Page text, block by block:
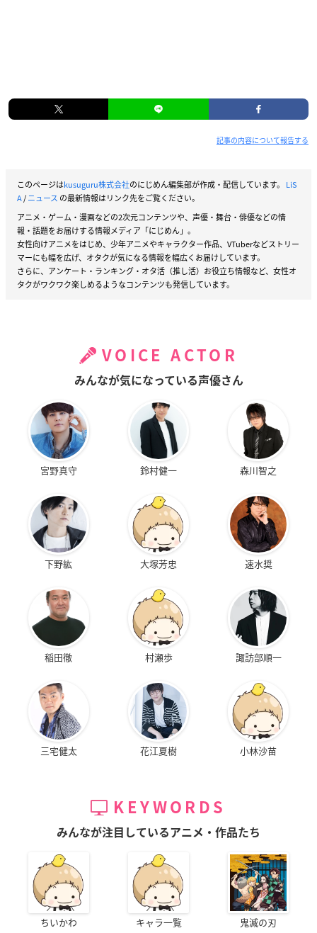
記事の内容について報告する
このページはkusuguru株式会社のにじめん編集部が作成・配信しています。 LiS
A/ニュース の最新情報はリンク先をご覧ください。
アニメ・ゲーム・漫画などの2次元コンテンツや、声優・舞台・俳優などの情
報・話題をお届けする情報メディア「にじめん」。
女性向けアニメをはじめ、少年アニメやキャラクター作品、VTuberなどストリー
マーにも幅を広げ、オタクが気になる情報を幅広くお届けしています。
さらに、アンケート・ランキング・オタ活（推し活）お役立ち情報など、女性オ
タクがワクワク楽しめるようなコンテンツも発信しています。
VOICE ACTOR
みんなが気になっている声優さん
宮野真守 鈴村健一 森川智之
下野紘 大塚芳忠 速水奨
稲田徹 村瀬歩 諏訪部順一
三宅健太 花江夏樹 小林沙苗
KEYWORDS
みんなが注目しているアニメ・作品たち
ちいかわ キャラ一覧 鬼滅の刃